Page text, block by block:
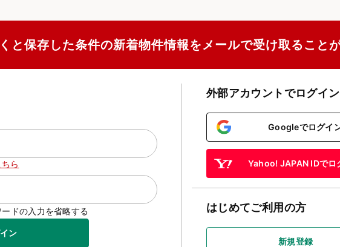
と保存した条件の新着物件情報をメールで受け取ること
ら
ドの入力を省略する
ン
外部アカウントでログイン
Googleでログイ
Yahoo! JAPAN IDでロ
はじめてご利用の方
新規登録